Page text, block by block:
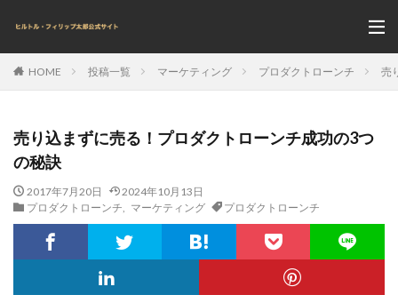
HOME 投稿一覧 マーケティング プロダクトローンチ 売
売り込まずに売る！プロダクトローンチ成功の3つ
の秘訣
2017年7月20日
2024年10月13日
プロダクトローンチ
マーケティング プロダクトローンチ